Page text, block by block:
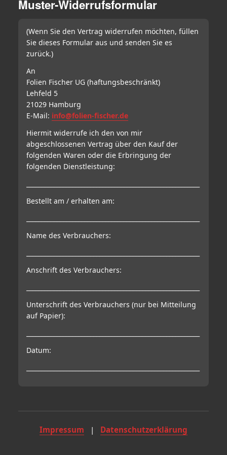
Muster-Widerrufsformular
(Wenn Sie den Vertrag widerrufen möchten, füllen
Sie dieses Formular aus und senden Sie es
zurück.)
An
Folien Fischer UG (haftungsbeschränkt)
Lehfeld 5
21029 Hamburg
E-Mail: info@folien-fischer.de
Hiermit widerrufe ich den von mir
abgeschlossenen Vertrag über den Kauf der
folgenden Waren oder die Erbringung der
folgenden Dienstleistung:
Bestellt am / erhalten am:
Name des Verbrauchers:
Anschrift des Verbrauchers:
Unterschrift des Verbrauchers (nur bei Mitteilung
auf Papier):
Datum:
Impressum | Datenschutzerklärung